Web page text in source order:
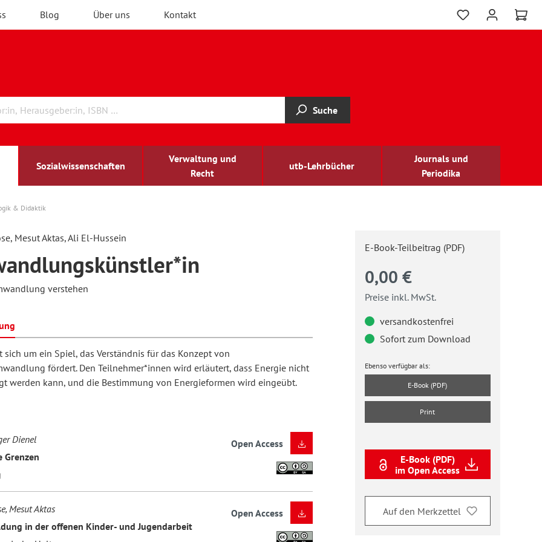
Blog Über uns Kontakt
Suche
Sozialwissenschaften
Verwaltung und
Recht
utb-Lehrbücher
Journals und
Periodika
Bildung
Erwachsenenbildung
Bildung
und Wissenschaft
und Unterrichtsforschung
und
sehbehindert
forum
Forum
Zeitschrift für
Fremdsprachenforschung
& Didaktik
Mesut Aktas, Ali El-Hussein
verstehen
sich um ein Spiel, das Verständnis für das Konzept von
fördert. Den Teilnehmer*innen wird erläutert, dass Energie nicht
werden kann, und die Bestimmung von Energieformen wird eingeübt.
Dienel
Grenzen
Open Access
Mesut Aktas
in der offenen Kinder- und Jugendarbeit
Open Access
E-Book-Teilbeitrag (PDF)
0,00 €
Preise inkl. MwSt.
versandkostenfrei
Sofort zum Download
Ebenso verfügbar als:
E-Book (PDF)
Print
E-Book (PDF)
im Open Access
Auf den Merkzettel